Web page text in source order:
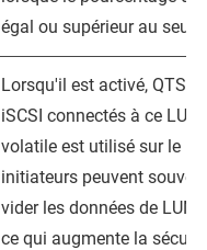
égal ou supérieur au seuil
Lorsqu'il est activé, QTS
iSCSI connectés à ce
volatile est utilisé sur le
initiateurs peuvent
vider les données de LUN
ce qui augmente la